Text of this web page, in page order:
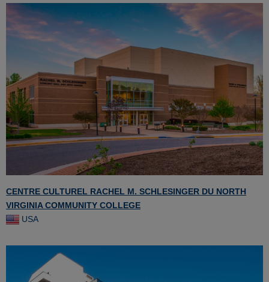
CENTRE CULTUREL RACHEL M. SCHLESINGER DU NORTH
VIRGINIA COMMUNITY COLLEGE
USA